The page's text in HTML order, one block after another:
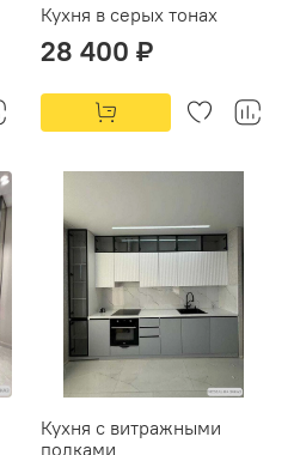
Кухня в серых тонах
28 400 ₽
Кухня с витражными
полками